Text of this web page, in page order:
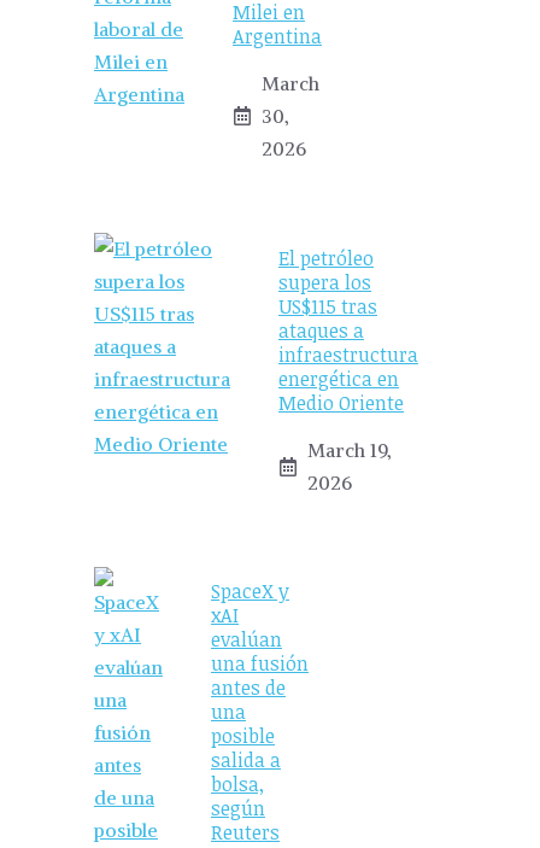
Milei en
Argentina
March
30,
2026
El petróleo
supera los
US$115 tras
ataques a
infraestructura
energética en
Medio Oriente
March 19,
2026
SpaceX y
xAI
evalúan
una fusión
antes de
una
posible
salida a
bolsa,
según
Reuters